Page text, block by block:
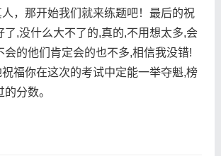
，那开始我们就来练题吧！最后的祝
了,没什么大不了的,真的,不用想太多,会
会的他们肯定会的也不多,相信我没错!
福你在这次的考试中定能一举夺魁,榜
的分数。